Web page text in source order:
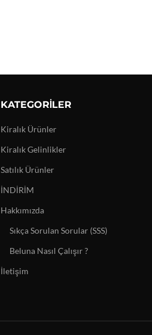
KATEGORILER
Kiralık Ürünler
Kiralık Gelinlikler
Satılık Ürünler
İNDİRİM
Hakkımızda
Sıkça Sorulan Sorular (SSS)
Beluna Nasıl Çalışır ?
İletişim